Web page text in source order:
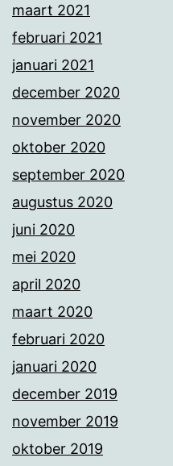
maart 2021
februari 2021
januari 2021
december 2020
november 2020
oktober 2020
september 2020
augustus 2020
juni 2020
mei 2020
april 2020
maart 2020
februari 2020
januari 2020
december 2019
november 2019
oktober 2019